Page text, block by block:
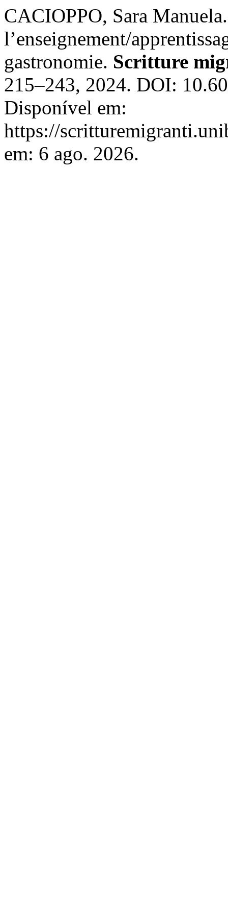
CACIOPPO, Sara
l’enseignement/
gastronomie. Scritture
215–243, 2024. DOI:
Disponível em:
https://
em: 6 ago. 2026.